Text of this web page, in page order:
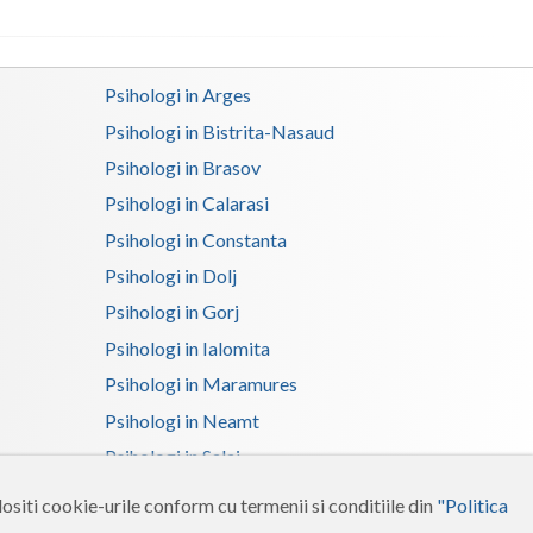
cookie-urile conform cu termenii si conditiile din "Politica
Logoterapie in tulburarile de comunicare (2)
Psihoterapie - Interventie psihoterapeutica in ... (2)
Psihoterapie - Interventie psihoterapeutica in ... (2)
Psihoterapie - Interventie psihoterapeutica in ... (2)
Psihoterapie - Interventie psihoterapeutica in ... (2)
Psihoterapie - Interventie psihoterapeutica in ... (2)
Psihoterapie - Interventie psihoterapeutica in ... (2)
Psihoterapie - Interventie psihoterapeutica in ... (2)
Psihologi in Arges
Psihologi in Bistrita-Nasaud
Psihologi in Brasov
Psihologi in Calarasi
Psihologi in Constanta
Psihologi in Dolj
Psihologi in Gorj
Psihologi in Ialomita
Psihologi in Maramures
Psihologi in Neamt
Psihologi in Salaj